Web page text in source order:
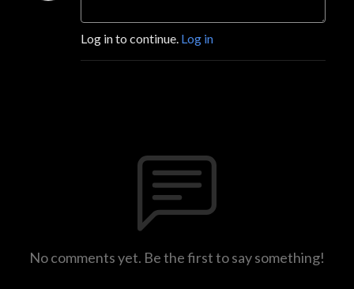
Log in to continue. Log in
No comments yet. Be the first to say something!